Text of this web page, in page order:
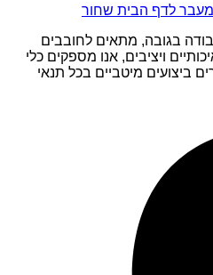
בגובה, מתאים לחובבים
ויציבים, אנו מספקים כלי
ביצועים מיטביים בכל תנאי